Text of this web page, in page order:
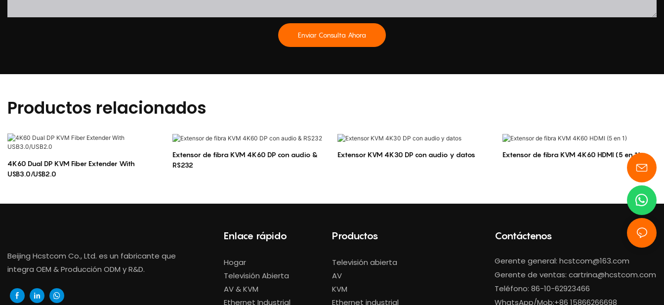
Enviar Consulta Ahora
Productos relacionados
4K60 Dual DP KVM Fiber Extender With
USB3.0/USB2.0
Extensor de fibra KVM 4K60 DP con audio &
RS232
Extensor KVM 4K30 DP con audio y datos Extensor de fibra KVM 4K60 HDMI (5 en 1)
Beijing Hcstcom Co., Ltd. es un fabricante que
integra OEM & Producción ODM y R&D.
Enlace rápido
Hogar
Televisión Abierta
AV & KVM
Ethernet Industrial
Productos
Televisión abierta
AV
KVM
Ethernet industrial
Contáctenos
Gerente general: hcstcom@163.com
Gerente de ventas: cartrina@hcstcom.com
Teléfono: 86-10-62923466
WhatsApp/Mob:+86 15866266698